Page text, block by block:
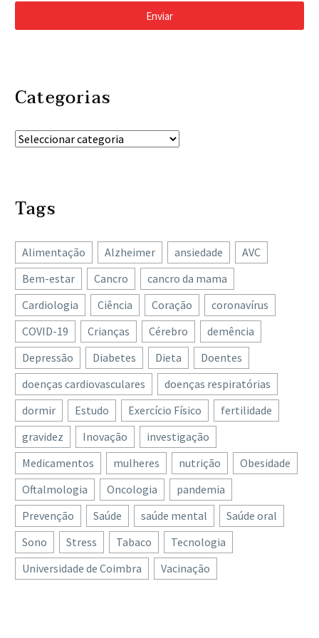
Enviar
Categorias
Tags
Alimentação Alzheimer ansiedade
AVC
Bem-estar
Cancro
cancro da mama
Cardiologia
Ciência Coração
coronavírus
COVID-19
Crianças Cérebro
demência
Depressão
Diabetes Dieta
Doentes
doenças cardiovasculares
doenças respiratórias
dormir
Estudo Exercício Físico
fertilidade
gravidez
Inovação
investigação
Medicamentos
mulheres nutrição
Obesidade
Oftalmologia
Oncologia
pandemia
Prevenção
Saúde saúde mental
Saúde oral
Sono
Stress Tabaco
Tecnologia
Universidade de Coimbra
Vacinação